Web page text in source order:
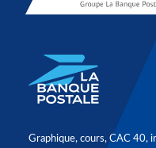
Graphique, cours, CAC 40,